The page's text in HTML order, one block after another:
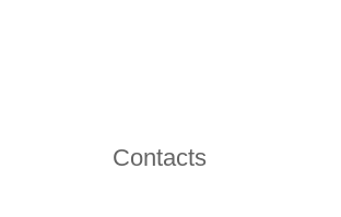
Contacts